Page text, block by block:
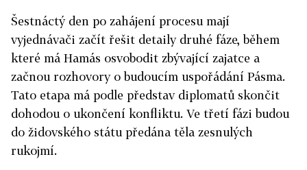
Šestnáctý den po zahájení procesu mají
vyjednávači začít řešit detaily druhé fáze, během
které má Hamás osvobodit zbývající zajatce a
začnou rozhovory o budoucím uspořádání Pásma.
Tato etapa má podle představ diplomatů skončit
dohodou o ukončení konfliktu. Ve třetí fázi budou
do židovského státu předána těla zesnulých
rukojmí.